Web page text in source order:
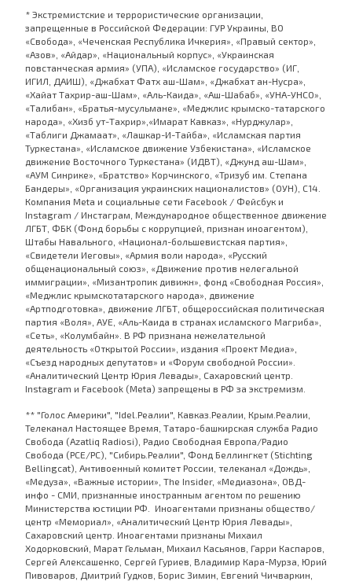
* Экстремистские и террористические организации,
запрещенные в Российской Федерации: ГУР Украины, ВО
«Свобода», «Чеченская Республика Ичкерия», «Правый сектор»,
«Азов», «Айдар», «Национальный корпус», «Украинская
повстанческая армия» (УПА), «Исламское государство» (ИГ,
ИГИЛ, ДАИШ), «Джабхат Фатх аш-Шам», «Джабхат ан-Нусра»,
«Хайат Тахрир-аш-Шам», «Аль-Каида», «Аш-Шабаб», «УНА-УНСО»,
«Талибан», «Братья-мусульмане», «Меджлис крымско-татарского
народа», «Хизб ут-Тахрир»,«Имарат Кавказ», «Нурджулар»,
«Таблиги Джамаат», «Лашкар-И-Тайба», «Исламская партия
Туркестана», «Исламское движение Узбекистана», «Исламское
движение Восточного Туркестана» (ИДВТ), «Джунд аш-Шам»,
«АУМ Синрике», «Братство» Корчинского, «Тризуб им. Степана
Бандеры», «Организация украинских националистов» (ОУН), С14.
Компания Meta и социальные сети Facebook / Фейсбук и
Instagram / Инстаграм, Международное общественное движение
ЛГБТ, ФБК (Фонд борьбы с коррупцией, признан иноагентом),
Штабы Навального, «Национал-большевистская партия»,
«Свидетели Иеговы», «Армия воли народа», «Русский
общенациональный союз», «Движение против нелегальной
иммиграции», «Мизантропик дивижн», фонд «Свободная Россия»,
«Меджлис крымскотатарского народа», движение
«Артподготовка», движение ЛГБТ, общероссийская политическая
партия «Воля», АУЕ, «Аль-Каида в странах исламского Магриба»,
«Сеть», «Колумбайн». В РФ признана нежелательной
деятельность «Открытой России», издания «Проект Медиа»,
«Съезд народных депутатов» и «Форум свободной России».
«Аналитический Центр Юрия Левады», Сахаровский центр.
Instagram и Facebook (Metа) запрещены в РФ за экстремизм.
** "Голос Америки", "Idel.Реалии", Кавказ.Реалии, Крым.Реалии,
Телеканал Настоящее Время, Татаро-башкирская служба Радио
Свобода (Azatliq Radiosi), Радио Свободная Европа/Радио
Свобода (PCE/PC), "Сибирь.Реалии", Фонд Беллингкет (Stichting
Bellingcat), Антивоенный комитет России, телеканал «Дождь»,
«Медуза», «Важные истории», The Insider, «Медиазона», ОВД-
инфо - СМИ, признанные иностранным агентом по решению
Министерства юстиции РФ. Иноагентами признаны общество/
центр «Мемориал», «Аналитический Центр Юрия Левады»,
Сахаровский центр. Иноагентами признаны Михаил
Ходорковский, Марат Гельман, Михаил Касьянов, Гарри Каспаров,
Сергей Алексашенко, Сергей Гуриев, Владимир Кара-Мурза, Юрий
Пивоваров, Дмитрий Гудков, Борис Зимин, Евгений Чичваркин,